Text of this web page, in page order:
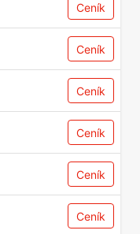
Ceník
Ceník
Ceník
Ceník
Ceník
Ceník